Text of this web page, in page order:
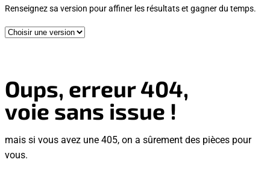
Renseignez sa version pour affiner les résultats et gagner du temps.
Oups, erreur 404,
voie sans issue !
mais si vous avez une 405, on a sûrement des pièces pour
vous.